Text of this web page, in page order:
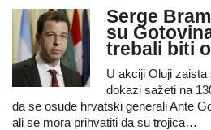
Serge
su
trebali biti
U akciji Oluji
dokazi sažeti na
da se osude hrvatski generali Ante
ali se mora prihvatiti da su trojica…